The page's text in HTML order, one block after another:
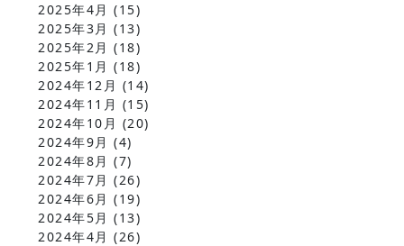
2025年4月 (15)
2025年3月 (13)
2025年2月 (18)
2025年1月 (18)
2024年12月 (14)
2024年11月 (15)
2024年10月 (20)
2024年9月 (4)
2024年8月 (7)
2024年7月 (26)
2024年6月 (19)
2024年5月 (13)
2024年4月 (26)